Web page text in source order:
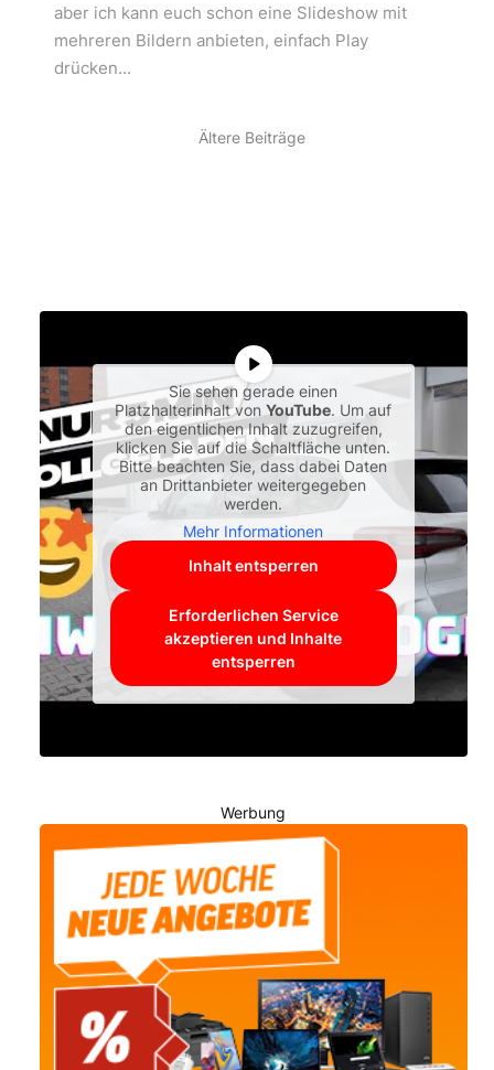
aber ich kann euch schon eine Slideshow mit
mehreren Bildern anbieten, einfach Play
drücken...
Ältere Beiträge
Sie sehen gerade einen
Platzhalterinhalt vonYouTube. Um auf
den eigentlichen Inhalt zuzugreifen,
klicken Sie auf die Schaltfläche unten.
Bitte beachten Sie, dass dabei Daten
an Drittanbieter weitergegeben
werden.
Mehr Informationen
Inhalt entsperren
Erforderlichen Service
akzeptieren und Inhalte
entsperren
Werbung